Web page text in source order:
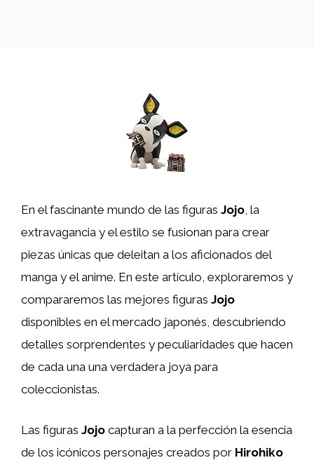
En el fascinante mundo de las figuras Jojo, la
extravagancia y el estilo se fusionan para crear
piezas únicas que deleitan a los aficionados del
manga y el anime. En este artículo, exploraremos y
compararemos las mejores figuras Jojo
disponibles en el mercado japonés, descubriendo
detalles sorprendentes y peculiaridades que hacen
de cada una una verdadera joya para
coleccionistas.
Las figuras Jojo capturan a la perfección la esencia
de los icónicos personajes creados por Hirohiko